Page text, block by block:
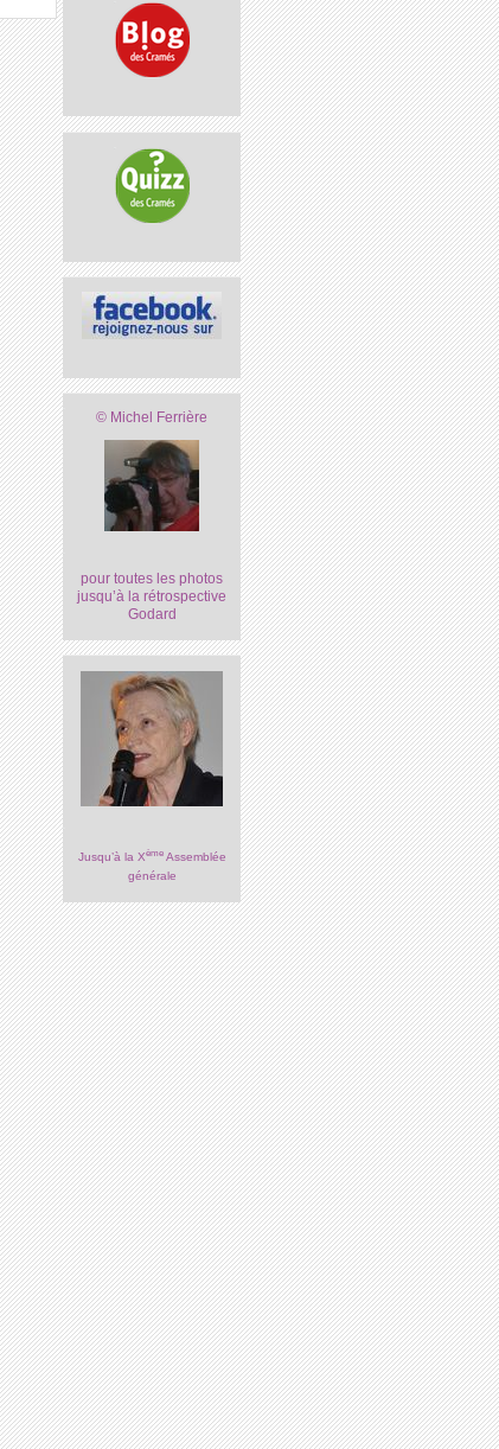
© Michel Ferrière
pour toutes les photos
jusqu’à la rétrospective
Godard
Jusqu’à la XèmeAssemblée
générale